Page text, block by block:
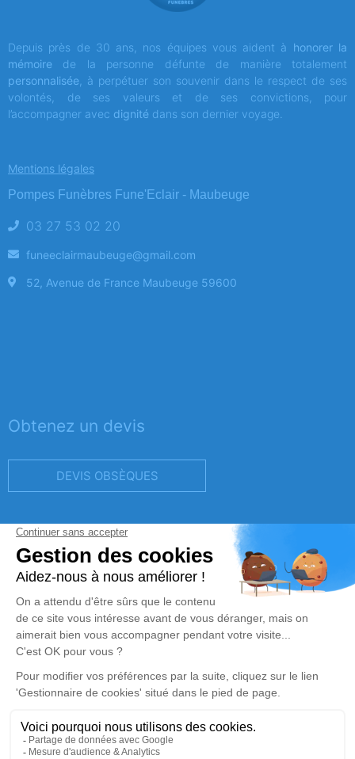
Depuis près de 30 ans, nos équipes vous aident à honorer la
mémoire de la personne défunte de manière totalement
personnalisée , à perpétuer son souvenir dans le respect de ses
volontés, de ses valeurs et de ses convictions, pour
l’accompagner avec dignité dans son dernier voyage.
Mentions légales
Pompes Funèbres Fune'Eclair - Maubeuge
03 27 53 02 20
funeeclairmaubeuge@gmail.com
52, Avenue de France Maubeuge 59600
Obtenez un devis
DEVIS OBSÈQUES
DEVIS PRÉVOYANCE
DEVIS MARBRERIE